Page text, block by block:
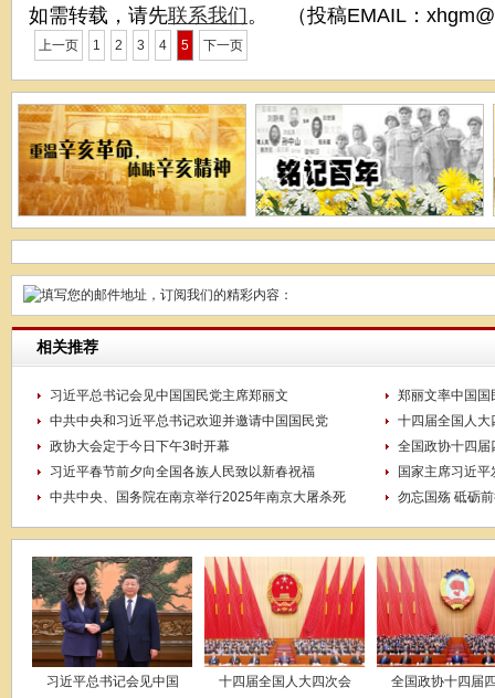
如需转载，请先联系我们。 （投稿EMAIL：
上一页 1 2 3 4 5 下一页
相关推荐
习近平总书记会见中国国民党主席郑丽文
郑丽文率中国国
中共中央和习近平总书记欢迎并邀请中国国民党
十四届全国人大
政协大会定于今日下午3时开幕
全国政协十四届
习近平春节前夕向全国各族人民致以新春祝福
国家主席习近
中共中央、国务院在南京举行2025年南京大屠杀死
勿忘国殇 砥砺
习近平总书记会见中国 十四届全国人大四次会 全国政协十四届